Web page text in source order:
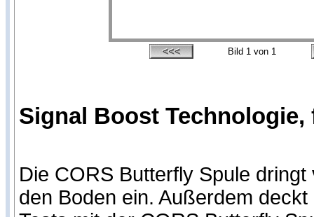
Bild 1 von 1
Signal Boost
Die CORS Butterfly Spule
den Boden ein. Außerdem